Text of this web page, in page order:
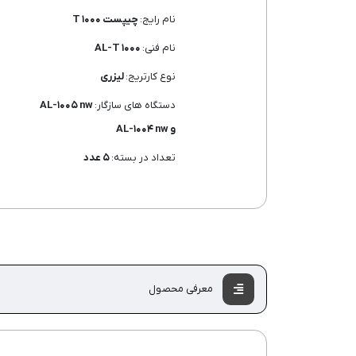
نام رایج: چیپست T ۱۰۰۰
نام فنی:
نوع کارتریج:لیزری
دستگاه های سازگار: AL-۱۰۰۵ nw
و AL-۱۰۰۴ nw
تعداد در بسته:۵ عدد
معرفی محصول